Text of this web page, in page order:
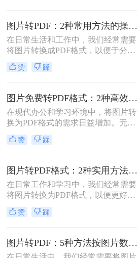
图片转PDF：2种常用方法的操作步骤和格式保留设置！
在日常生活和工作中，我们经常需要
将图片转换成PDF格式，以便于分
享、打印或存档。那么如何把图片转
换成PDF呢？本文将介绍两种常用的
赞 踩
图片免费转PDF格式：2种高效方法的转换速度和画质损失对比！
在现代办公和学习环境中，将图片转
换为PDF格式的需求日益增加。无论
是为了更好地保存、传输还是打印图
片，PDF格式因其跨平台兼容性和格
怎么转换成pdf格式免费呢？本文将介
绍两种免费且高效的图片转PDF的方
法。
赞 踩
图片转PDF格式：2种实用方法的关键参数和输出质量对比！
在日常工作和学习中，我们经常需要
将图片转换为PDF格式，以便更好地
保存、分享和打印。那么如何将图片
转换为pdf格式呢？本文将介绍两种将
赞 踩
图片转PDF：5种方法按图片数量和文件大小选，大的别用在线！